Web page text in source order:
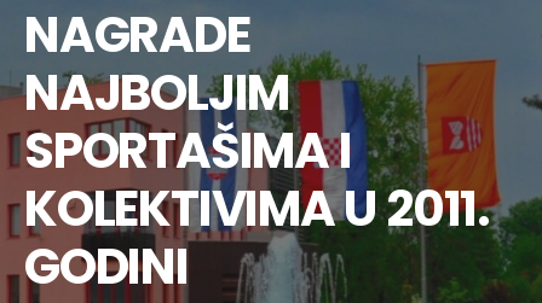
NAGRADE
NAJBOLJIM
SPORTAŠIMA I
KOLEKTIVIMA U 2011.
GODINI